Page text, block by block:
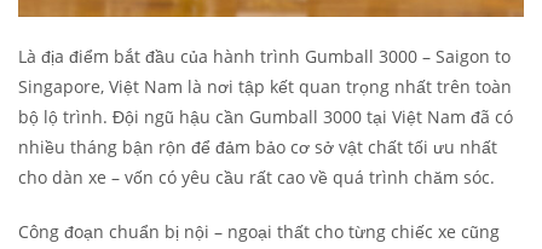
Là địa điểm bắt đầu của hành trình Gumball 3000 – Saigon to
Singapore, Việt Nam là nơi tập kết quan trọng nhất trên toàn
bộ lộ trình. Đội ngũ hậu cần Gumball 3000 tại Việt Nam đã có
nhiều tháng bận rộn để đảm bảo cơ sở vật chất tối ưu nhất
cho dàn xe – vốn có yêu cầu rất cao về quá trình chăm sóc.
Công đoạn chuẩn bị nội – ngoại thất cho từng chiếc xe cũng